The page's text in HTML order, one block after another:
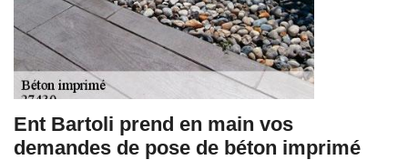
Ent Bartoli prend en main vos
demandes de pose de béton imprimé